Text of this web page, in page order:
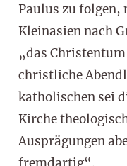
Paulus zu folgen,
Kleinasien nach
„das
christliche
katholischen sei
Kirche
Ausprägungen